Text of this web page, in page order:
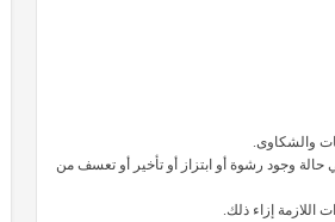
حالة وجود رشوة أو ابتزاز أو تأخير أو تعسف من
اللازمة إزاء ذلك.